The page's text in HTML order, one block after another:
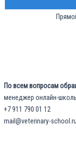
По всем вопросам
менеджер онлайн-
+7 911 790 01 12
mail@veterinary-school.ru